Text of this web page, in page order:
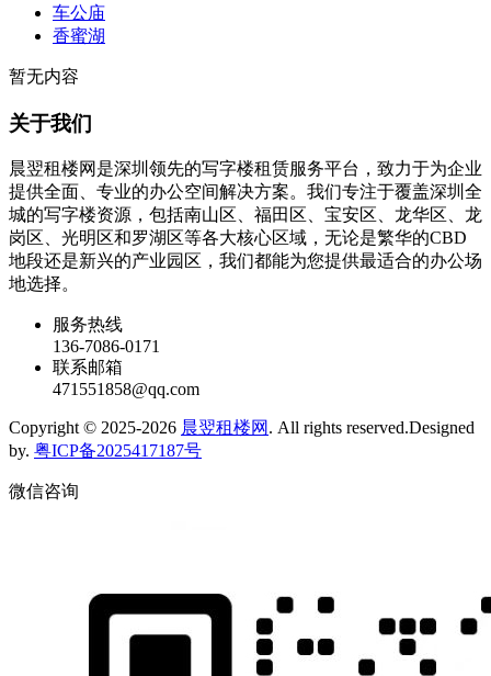
车公庙
香蜜湖
暂无内容
关于我们
晨翌租楼网是深圳领先的写字楼租赁服务平台，致力于为企业
提供全面、专业的办公空间解决方案。我们专注于覆盖深圳全
城的写字楼资源，包括南山区、福田区、宝安区、龙华区、龙
岗区、光明区和罗湖区等各大核心区域，无论是繁华的CBD
地段还是新兴的产业园区，我们都能为您提供最适合的办公场
地选择。
服务热线
136-7086-0171
联系邮箱
471551858@qq.com
Copyright © 2025-2026 晨翌租楼网 . All rights reserved.Designed
by. 粤ICP备2025417187号
微信咨询